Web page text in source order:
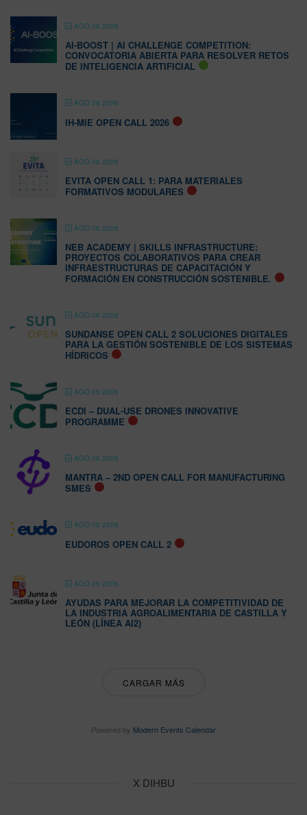
AGO 06 2026
AI-BOOST | AI CHALLENGE COMPETITION:
CONVOCATORIA ABIERTA PARA RESOLVER RETOS
DE INTELIGENCIA ARTIFICIAL
AGO 06 2026
IH-MIE OPEN CALL 2026
AGO 06 2026
EVITA OPEN CALL 1: PARA MATERIALES
FORMATIVOS MODULARES
AGO 06 2026
NEB ACADEMY | SKILLS INFRASTRUCTURE:
PROYECTOS COLABORATIVOS PARA CREAR
INFRAESTRUCTURAS DE CAPACITACIÓN Y
FORMACIÓN EN CONSTRUCCIÓN SOSTENIBLE.
AGO 06 2026
SUNDANSE OPEN CALL 2 SOLUCIONES DIGITALES
PARA LA GESTIÓN SOSTENIBLE DE LOS SISTEMAS
HÍDRICOS
AGO 06 2026
ECDI – DUAL-USE DRONES INNOVATIVE
PROGRAMME
AGO 06 2026
MANTRA – 2ND OPEN CALL FOR MANUFACTURING
SMES
AGO 06 2026
EUDOROS OPEN CALL 2
AGO 06 2026
AYUDAS PARA MEJORAR LA COMPETITIVIDAD DE
LA INDUSTRIA AGROALIMENTARIA DE CASTILLA Y
LEÓN (LÍNEA AI2)
CARGAR MÁS
Powered by Modern Events Calendar
X DIHBU